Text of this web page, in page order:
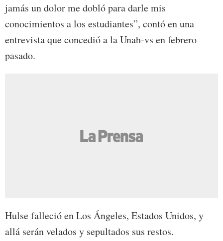
jamás un dolor me dobló para darle mis
conocimientos a los estudiantes”, contó en una
entrevista que concedió a la Unah-vs en febrero
pasado.
Hulse falleció en Los Ángeles, Estados Unidos, y
allá serán velados y sepultados sus restos.